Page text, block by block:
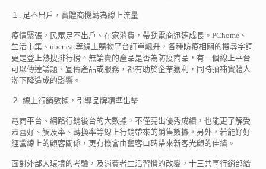
１. 足不出戶，實體商機轉為線上流量
疫情緊張，民眾足不出戶、在家消費，帶動電商迅速成長。PChome、
生活市集、uber eat等線上購物平台訂單飆升，各種防疫相關的搜尋字詞
更是登上熱搜排行榜。無論賣的產品是否為防疫商品，有一個線上平台
可以傳達議題、宣傳產品或服務，都有助於企業獲利，同時彌補實體人
潮下降造成的影響。
２. 線上行銷數據，引導品牌精準出擊
電商平台、網路行銷後台的大數據，不僅亮出優秀成績，也能更了解受
眾喜好、觸及率、轉換率等線上行銷帶來的銷售數據。另外，若能好好
經營線上的顧客關係，更有機會由舊客口碑帶來新客光顧的佳績。
面對外部大環境的考驗，及消費者生活習慣的改變，十三共享行銷部給